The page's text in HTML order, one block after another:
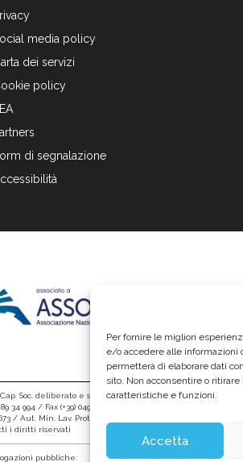
Per fornire le migliori
e/o accedere alle informazioni
permetterà di elaborare dati
sito. Non acconsentire o
caratteristiche e funzioni.
Accetta
media policy
dei servizi
policy
di segnalazione
Soc. deliberato e sottoscritto per € 6.620.640,00
34 994 / Fax (+39) 049 89 35 068 /
/ Aut. Min. Lav. Prot. n.1208 - SG del 16.12.2004
i diritti riservati
pubbliche: